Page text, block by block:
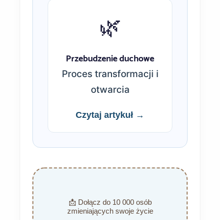
🌿
Przebudzenie duchowe
Proces transformacji i
otwarcia
Czytaj artykuł →
📩 Dołącz do 10 000 osób
zmieniających swoje życie